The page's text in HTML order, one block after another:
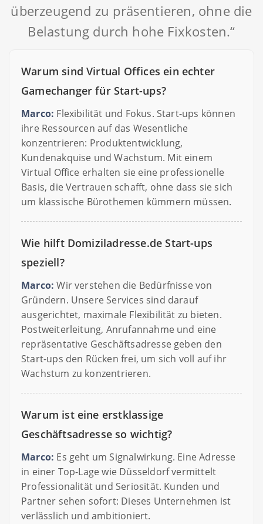
überzeugend zu präsentieren, ohne die
Belastung durch hohe Fixkosten.“
Warum sind Virtual Offices ein echter
Gamechanger für Start-ups?
Marco: Flexibilität und Fokus. Start-ups können
ihre Ressourcen auf das Wesentliche
konzentrieren: Produktentwicklung,
Kundenakquise und Wachstum. Mit einem
Virtual Office erhalten sie eine professionelle
Basis, die Vertrauen schafft, ohne dass sie sich
um klassische Bürothemen kümmern müssen.
Wie hilft Domiziladresse.de Start-ups
speziell?
Marco: Wir verstehen die Bedürfnisse von
Gründern. Unsere Services sind darauf
ausgerichtet, maximale Flexibilität zu bieten.
Postweiterleitung, Anrufannahme und eine
repräsentative Geschäftsadresse geben den
Start-ups den Rücken frei, um sich voll auf ihr
Wachstum zu konzentrieren.
Warum ist eine erstklassige
Geschäftsadresse so wichtig?
Marco: Es geht um Signalwirkung. Eine Adresse
in einer Top-Lage wie Düsseldorf vermittelt
Professionalität und Seriosität. Kunden und
Partner sehen sofort: Dieses Unternehmen ist
verlässlich und ambitioniert.